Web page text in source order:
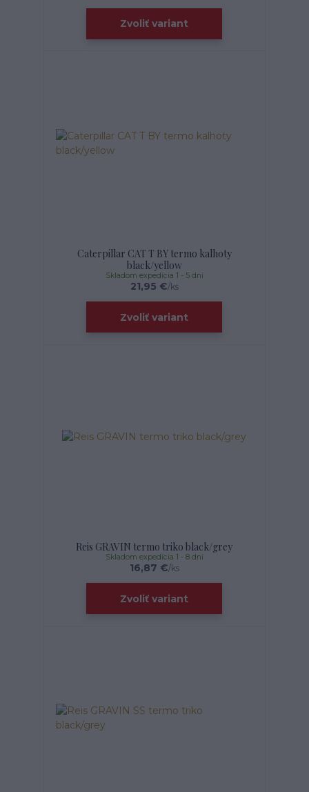
Zvoliť variant
Caterpillar CAT T BY termo kalhoty
black/yellow
21,95 €/ks
Skladom expedícia 1 - 5 dní
Zvoliť variant
Reis GRAVIN termo triko black/grey
16,87 €/ks
Skladom expedícia 1 - 8 dní
Zvoliť variant